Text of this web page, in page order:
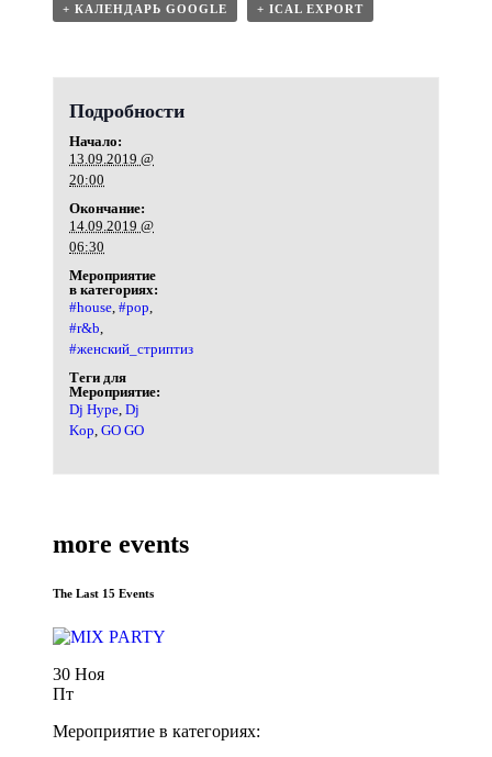
+ КАЛЕНДАРЬ GOOGLE + ICAL EXPORT
Подробности
Начало:
13.09.2019 @
20:00
Окончание:
14.09.2019 @
06:30
Мероприятие
в категориях:
#house #pop
#r&b
#женский_стриптиз
Теги для
Мероприятие:
Dj Hype Dj
Kop GO GO
more events
The Last 15 Events
30 Ноя
Пт
Мероприятие в категориях: